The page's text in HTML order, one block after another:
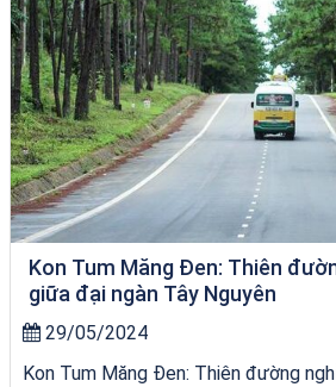
Kon Tum Măng Đen: Thiên
giữa đại ngàn Tây Nguyên
29/05/2024
Kon Tum Măng Đen: Thiên đường